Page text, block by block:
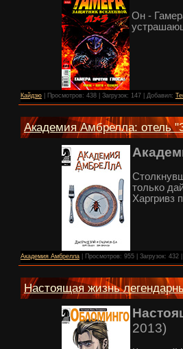
Он -
Кайдзю| Просмотров: 438 | Загрузок: 147 | Добавил:
Академия Амбрелла: отель
только
Харгривз
Академия Амбрелла| Просмотров: 955 | Загрузок: 432
Настоящая жизнь
2013)